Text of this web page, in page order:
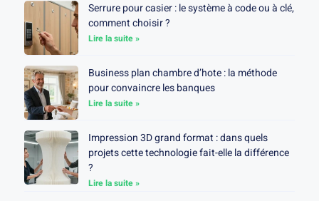
Serrure pour casier : le système à code ou à clé,
comment choisir ?
Lire la suite »
Business plan chambre d’hote : la méthode
pour convaincre les banques
Lire la suite »
Impression 3D grand format : dans quels
projets cette technologie fait-elle la différence
?
Lire la suite »